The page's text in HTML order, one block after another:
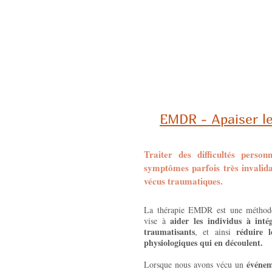
EMDR - Apaiser
Traiter des difficultés
symptômes parfois très
vécus traumatiques.
La thérapie EMDR est une
vise àaider les individus à
traumatisants, et ainsi réduire
physiologiques qui en découlent.
Lorsque nous avons vécu un